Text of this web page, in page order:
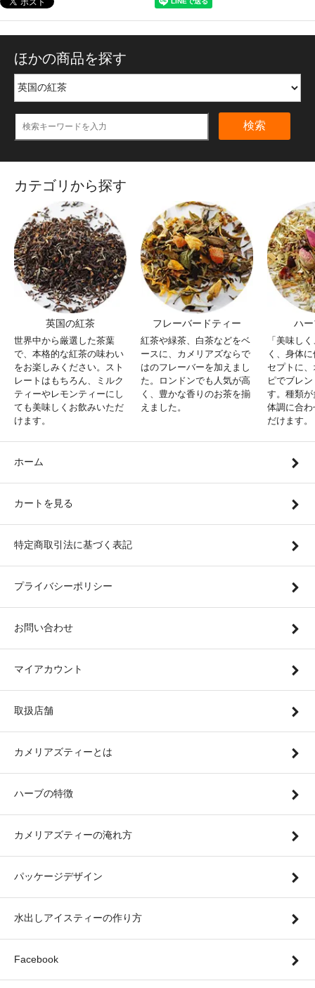
ほかの商品を探す
検索
カテゴリから探す
英国の紅茶
世界中から厳選した茶葉
で、本格的な紅茶の味わい
をお楽しみください。スト
レートはもちろん、ミルク
ティーやレモンティーにし
ても美味しくお飲みいただ
けます。
フレーバードティー
紅茶や緑茶、白茶などをベ
ースに、カメリアズならで
はのフレーバーを加えまし
た。ロンドンでも人気が高
く、豊かな香りのお茶を揃
えました。
ハ
「美味し
く、身体
セプトに
ピでブレ
す。種類
体調に合
だけます。
ホーム
カートを見る
特定商取引法に基づく表記
プライバシーポリシー
お問い合わせ
マイアカウント
取扱店舗
カメリアズティーとは
ハーブの特徴
カメリアズティーの淹れ方
パッケージデザイン
水出しアイスティーの作り方
Facebook